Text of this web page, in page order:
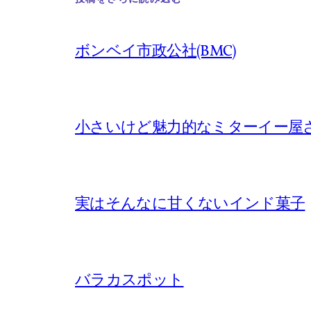
ボンベイ市政公社(BMC)
小さいけど魅力的なミターイー屋
実はそんなに甘くないインド菓子
バラカスポット